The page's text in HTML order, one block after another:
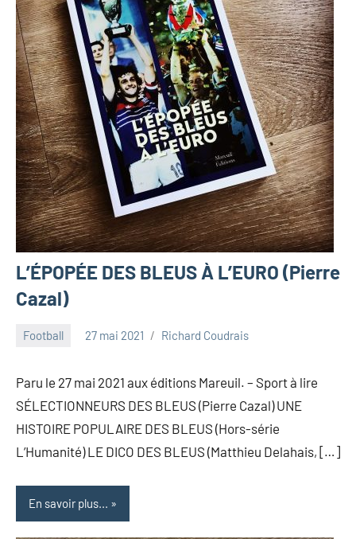
L’ÉPOPÉE DES BLEUS À L’EURO (Pierre
Cazal)
Football 27 mai 2021 Richard Coudrais
Paru le 27 mai 2021 aux éditions Mareuil. – Sport à lire
SÉLECTIONNEURS DES BLEUS (Pierre Cazal) UNE
HISTOIRE POPULAIRE DES BLEUS (Hors-série
L’Humanité) LE DICO DES BLEUS (Matthieu Delahais, […]
En savoir plus...